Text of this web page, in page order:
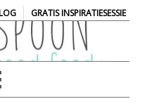
| GRATIS INSPIRATIESESSIE